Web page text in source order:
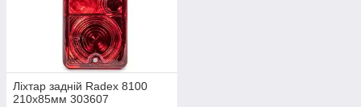
Ліхтар задній Radex 8100
210х85мм 303607